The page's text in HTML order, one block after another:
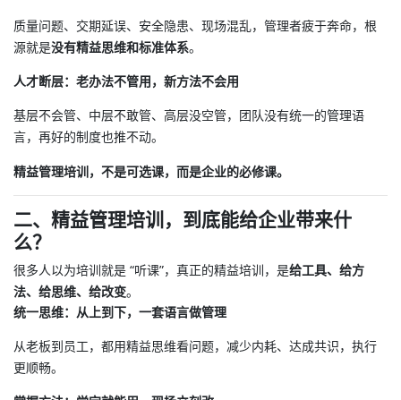
质量问题、交期延误、安全隐患、现场混乱，管理者疲于奔命，根
源就是没有精益思维和标准体系。
人才断层：老办法不管用，新方法不会用
基层不会管、中层不敢管、高层没空管，团队没有统一的管理语
言，再好的制度也推不动。
精益管理培训，不是可选课，而是企业的必修课。
二、精益管理培训，到底能给企业带来什
么？
很多人以为培训就是 “听课”，真正的精益培训，是给工具、给方
法、给思维、给改变。
统一思维：从上到下，一套语言做管理
从老板到员工，都用精益思维看问题，减少内耗、达成共识，执行
更顺畅。